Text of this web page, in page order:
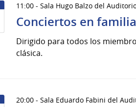
11:00 - Sala Hugo Balzo del
Conciertos en
Dirigido para todos los
clásica.
20:00 - Sala Eduardo Fabini del